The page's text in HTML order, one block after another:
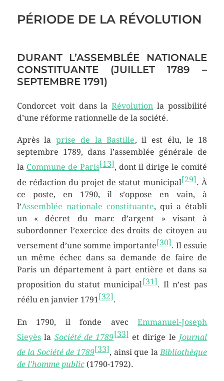
PÉRIODE DE LA RÉVOLUTION
DURANT L’ASSEMBLÉE NATIONALE
CONSTITUANTE (JUILLET 1789 –
SEPTEMBRE 1791)
Condorcet voit dans laRévolution la possibilité
d’une réforme rationnelle de la société.
Après laprise de la Bastille, il est élu, le 18
septembre 1789, dans l’assemblée générale de
la Commune de Paris[13], dont il dirige le comité
de rédaction du projet de statut municipal[29]. À
ce poste, en 1790, il s’oppose en vain, à
l’Assemblée nationale constituante, qui a établi
un « décret du marc d’argent » visant à
subordonner l’exercice des droits de citoyen au
versement d’une somme importante[30]. Il essuie
un même échec dans sa demande de faire de
Paris un département à part entière et dans sa
proposition du statut municipal[31]. Il n’est pas
réélu en janvier 1791[32].
En 1790, il fonde avecEmmanuel-Joseph
Sieyèsla Société de 1789[33]et dirige le Journal
de la Société de 1789[33], ainsi que laBibliothèque
de l’homme public(1790-1792).